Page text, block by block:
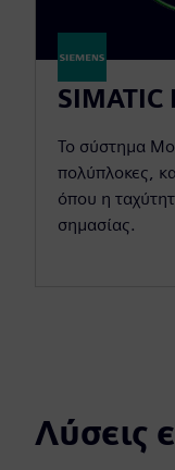
SIMATIC
Το σύστημα
πολύπλοκες,
όπου η
σημασίας.
Λύσεις